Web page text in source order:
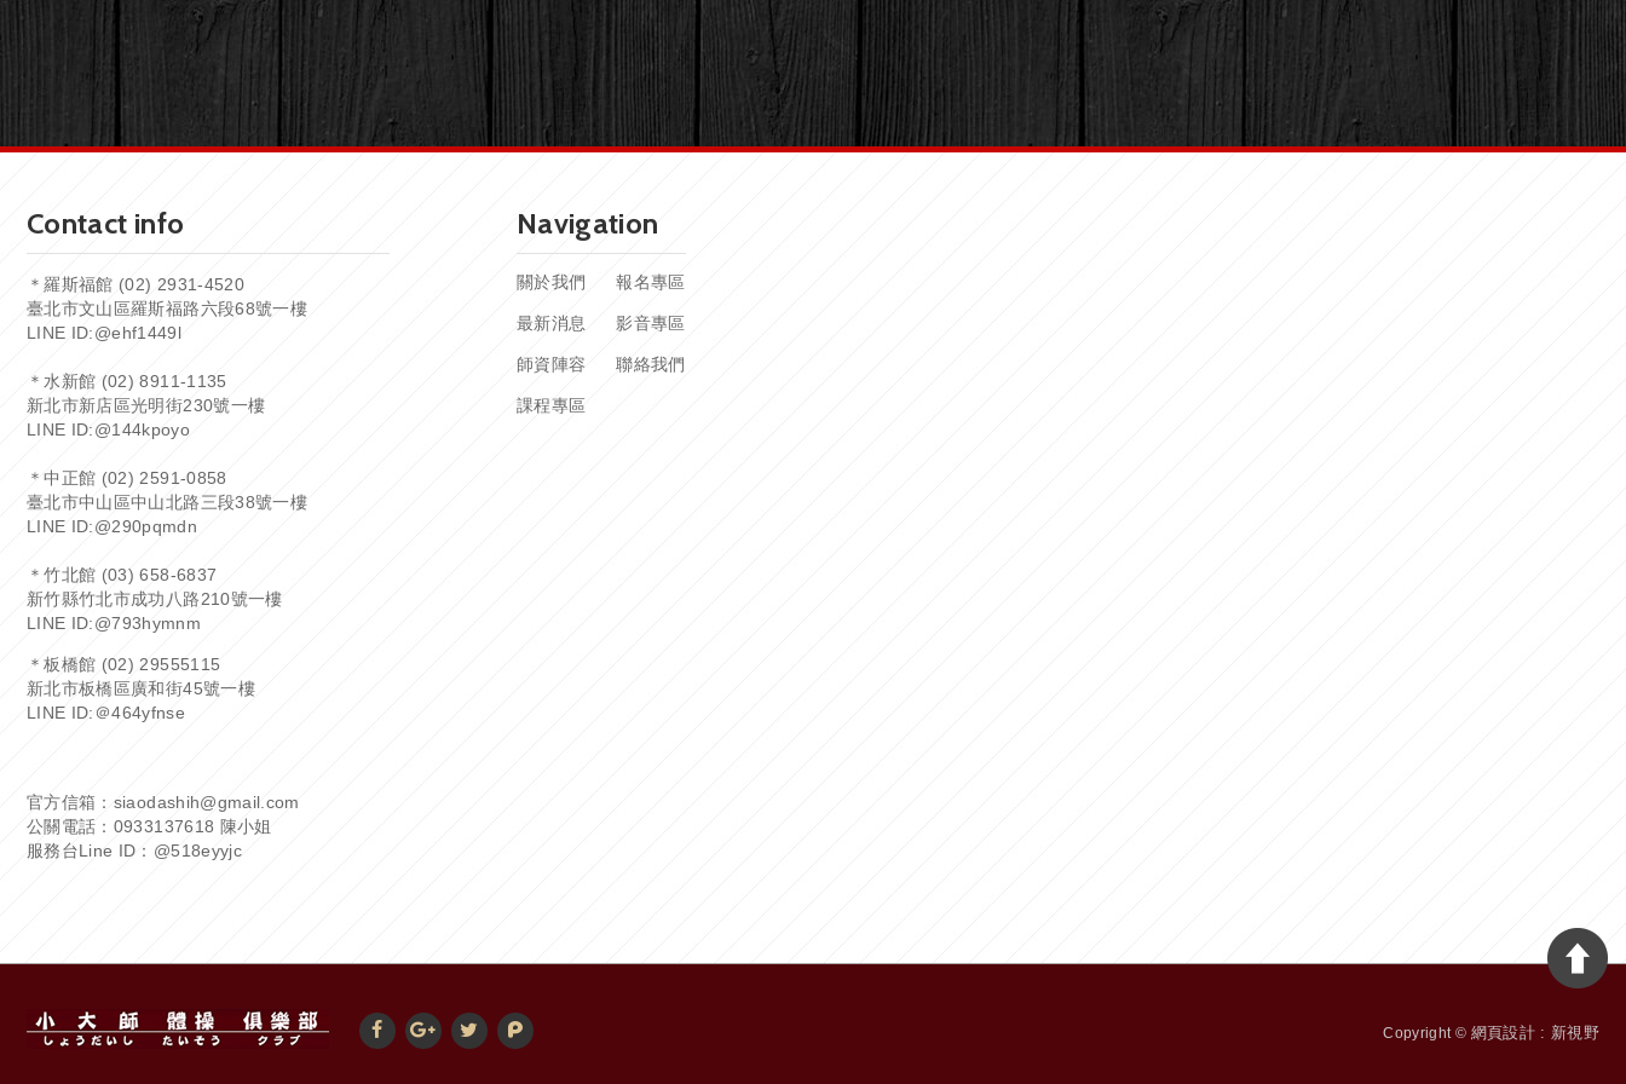
Contact info
＊羅斯福館 (02) 2931-4520
臺北市文山區羅斯福路六段68號一樓
LINE ID:@ehf1449l
＊水新館 (02) 8911-1135
新北市新店區光明街230號一樓
LINE ID:@144kpoyo
＊中正館 (02) 2591-0858
臺北市中山區中山北路三段38號一樓
LINE ID:@290pqmdn
＊竹北館 (03) 658-6837
新竹縣竹北市成功八路210號一樓
LINE ID:@793hymnm
＊板橋館 (02) 29555115
新北市板橋區廣和街45號一樓
LINE ID: ＠464yfnse
官方信箱：siaodashih@gmail.com
公關電話：0933137618 陳小姐
服務台Line ID： @518eyyjc
Navigation
關於我們
最新消息
師資陣容
課程專區
報名專區
影音專區
聯絡我們
Copyright © 網頁設計 : 新視野